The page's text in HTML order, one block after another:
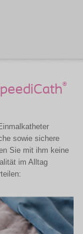
®
sowie sichere
Sie mit ihm keine
im Alltag